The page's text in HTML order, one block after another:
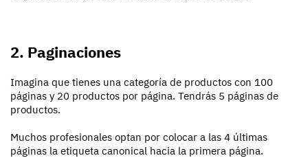
2. Paginaciones
Imagina que tienes una categoría de productos con 100
páginas y 20 productos por página. Tendrás 5 páginas de
productos.
Muchos profesionales optan por colocar a las 4 últimas
páginas la etiqueta canonical hacia la primera página.